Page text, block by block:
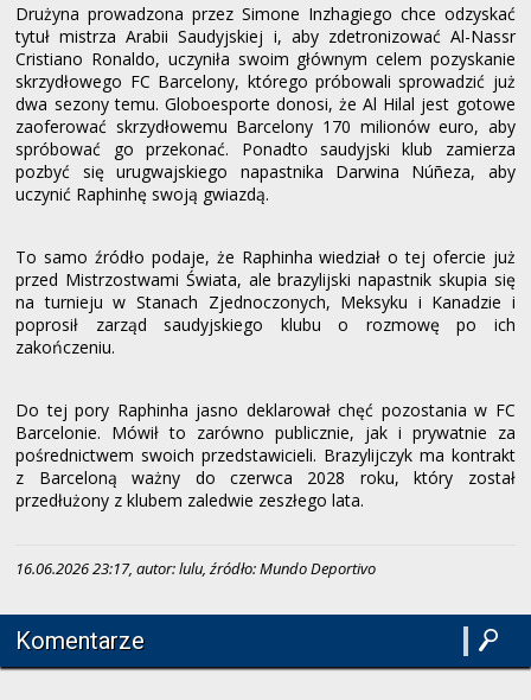
Drużyna prowadzona przez Simone Inzhagiego chce odzyskać
tytuł mistrza Arabii Saudyjskiej i, aby zdetronizować Al-Nassr
Cristiano Ronaldo, uczyniła swoim głównym celem pozyskanie
skrzydłowego FC Barcelony, którego próbowali sprowadzić już
dwa sezony temu. Globoesporte donosi, że Al Hilal jest gotowe
zaoferować skrzydłowemu Barcelony 170 milionów euro, aby
spróbować go przekonać. Ponadto saudyjski klub zamierza
pozbyć się urugwajskiego napastnika Darwina Núñeza, aby
uczynić Raphinhę swoją gwiazdą.
To samo źródło podaje, że Raphinha wiedział o tej ofercie już
przed Mistrzostwami Świata, ale brazylijski napastnik skupia się
na turnieju w Stanach Zjednoczonych, Meksyku i Kanadzie i
poprosił zarząd saudyjskiego klubu o rozmowę po ich
zakończeniu.
Do tej pory Raphinha jasno deklarował chęć pozostania w FC
Barcelonie. Mówił to zarówno publicznie, jak i prywatnie za
pośrednictwem swoich przedstawicieli. Brazylijczyk ma kontrakt
z Barceloną ważny do czerwca 2028 roku, który został
przedłużony z klubem zaledwie zeszłego lata.
16.06.2026 23:17, autor: lulu, źródło: Mundo Deportivo
Komentarze